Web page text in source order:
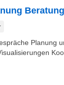
Planung